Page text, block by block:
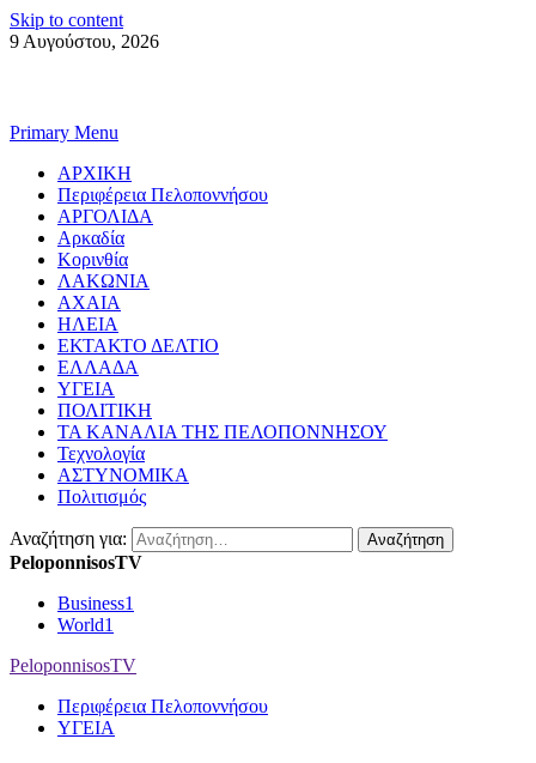
Skip to content
9 Αυγούστου, 2026
Primary Menu
ΑΡΧΙΚΗ
Περιφέρεια Πελοποννήσου
ΑΡΓΟΛΙΔΑ
Αρκαδία
Κορινθία
ΛΑΚΩΝΙΑ
ΑΧΑΙΑ
ΗΛΕΙΑ
ΕΚΤΑΚΤΟ ΔΕΛΤΙΟ
ΕΛΛΑΔΑ
ΥΓΕΙΑ
ΠΟΛΙΤΙΚΗ
ΤΑ ΚΑΝΑΛΙΑ ΤΗΣ ΠΕΛΟΠΟΝΝΗΣΟΥ
Τεχνολογία
ΑΣΤΥΝΟΜΙΚΑ
Πολιτισμός
Αναζήτηση για:
PeloponnisosTV
Business1
World1
PeloponnisosTV
Περιφέρεια Πελοποννήσου
ΥΓΕΙΑ